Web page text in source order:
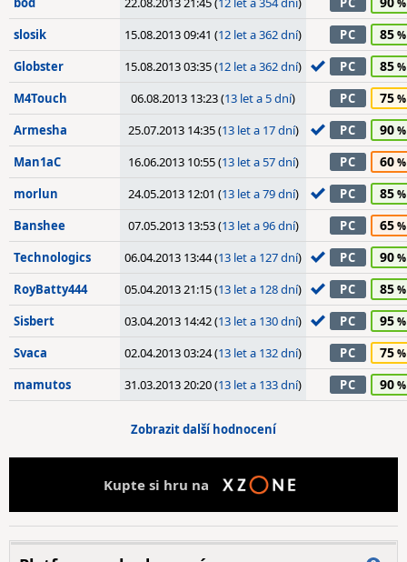
slosik 15.08.2013 09:41 (12 let a 362 dní) PC 85
Globster 15.08.2013 03:35 (12 let a 362 dní) PC 85
M4Touch 06.08.2013 13:23 (13 let a 5 dní) PC 75
Armesha 25.07.2013 14:35 (13 let a 17 dní) PC 90
Man1aC 16.06.2013 10:55 (13 let a 57 dní) PC 60
morlun 24.05.2013 12:01 (13 let a 79 dní) PC 85
Banshee 07.05.2013 13:53 (13 let a 96 dní) PC 65
Technologics 06.04.2013 13:44 (13 let a 127 dní) PC 90
RoyBatty444 05.04.2013 21:15 (13 let a 128 dní) PC 85
Sisbert 03.04.2013 14:42 (13 let a 130 dní) PC 95
Svaca 02.04.2013 03:24 (13 let a 132 dní) PC 75
mamutos 31.03.2013 20:20 (13 let a 133 dní) PC 90
Zobrazit další hodnocení
Kupte si hru na